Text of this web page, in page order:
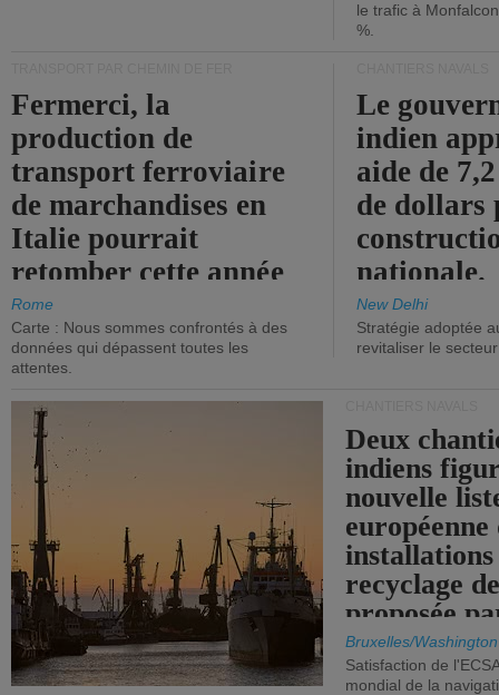
le trafic à
%.
Fermerci, la
production de
transport ferroviaire
de marchandises en
Italie pourrait
retomber cette année
aux niveaux de 2015.
Rome
Carte : Nous sommes confrontés à des
données qui dépassent toutes les
attentes.
Le
indien
aide de
de dollars
nationale.
New Delhi
Stratégie adoptée
revitaliser le secteur
Deux
indiens
nouvelle
européenne
installations
recyclage
proposée
Bruxelles/Washington
Satisfaction de
mondial de la